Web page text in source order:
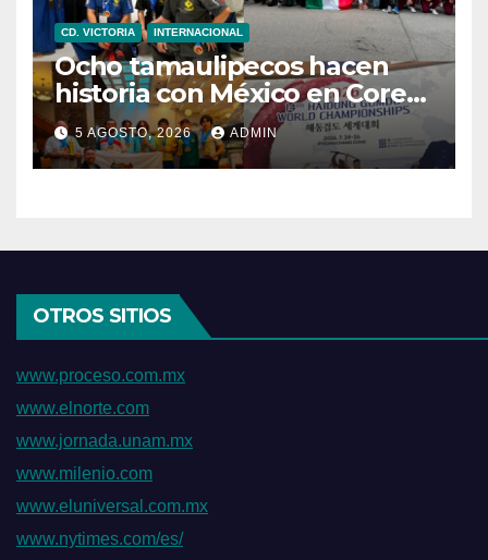
CD. VICTORIA INTERNACIONAL
Ocho tamaulipecos hacen
historia con México en Corea
del Sur; conquistan el primer
título mundial de Haidong
Gumdo
5 AGOSTO, 2026 ADMIN
OTROS SITIOS
www.proceso.com.mx
www.elnorte.com
www.jornada.unam.mx
www.milenio.com
www.eluniversal.com.mx
www.nytimes.com/es/